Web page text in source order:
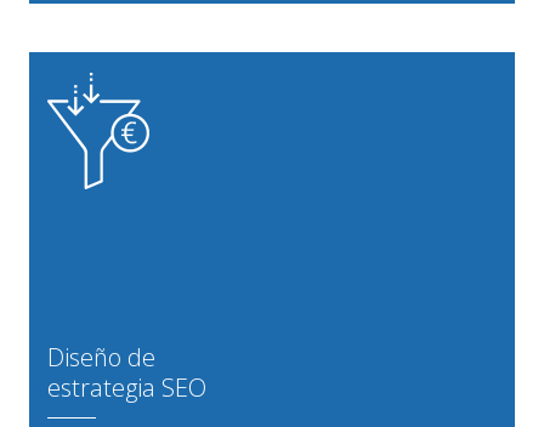
Diseño de
estrategia SEO